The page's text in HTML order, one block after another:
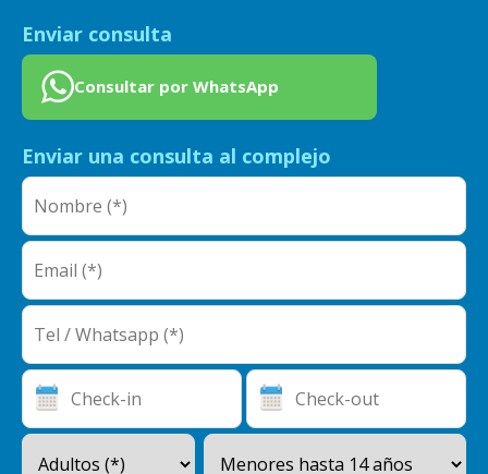
Enviar consulta
Consultar por WhatsApp
Enviar una consulta al complejo